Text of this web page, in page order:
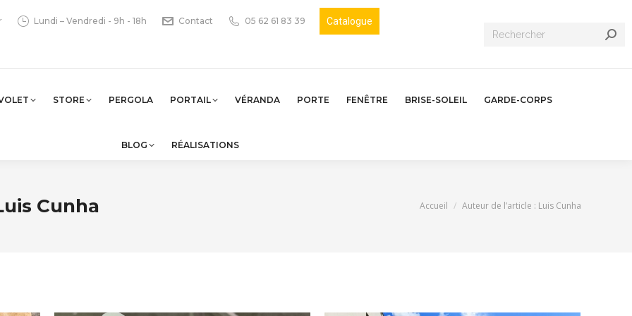
Lundi – Vendredi - 9h - 18h Contact 05 62 61 83 39 Catalogue
Recherche
STORE PERGOLA PORTAIL VÉRANDA PORTE FENÊTRE BRISE-SOLEIL GARDE-CORPS
BLOG RÉALISATIONS
Cunha Vous êtes ici :
Accueil Auteur de l’article : Luis Cunha